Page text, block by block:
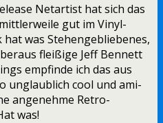
Netartist hat sich das
gut im Vinyl-
was Stehengebliebenes,
fleißige Jeff Bennett
empfinde ich das aus
unglaublich cool und ami-
angenehme Retro-
was!